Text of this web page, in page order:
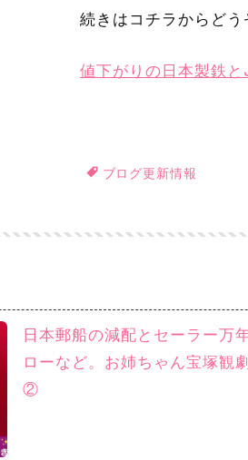
続きはコチラからどう
値下がりの日本製鉄
ブログ更新情報
日本郵船の減配とセーラー万
ローなど。お姉ちゃん宝塚観
②